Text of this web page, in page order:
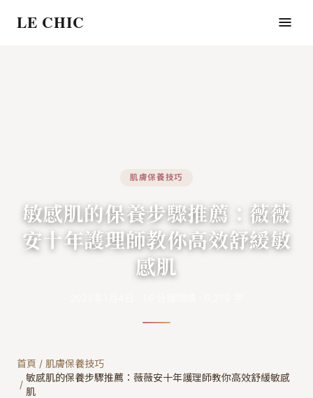
LE CHIC
肌膚保養技巧
敏感肌的保養步驟推薦：薇薇
安十年護理師教你高效舒緩敏
感肌
首頁 / 肌膚保養技巧
/
敏感肌的保養步驟推薦：薇薇安十年護理師教你高效舒緩敏感
肌